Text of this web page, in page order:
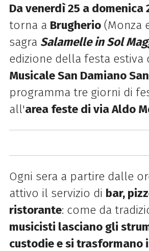
Da venerdì 25 a domenica
torna a Brugherio(Monza
sagra Salamelle in Sol
edizione della festa estiva
Musicale San Damiano
programma tre giorni di
all'area feste di via Aldo
Ogni sera a partire dalle
attivo il servizio di bar,
ristorante: come da
musicisti lasciano gli
custodie e si trasformano